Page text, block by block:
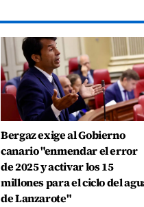
Bergaz exige al Gobierno
canario "enmendar el error
de 2025 y activar los 15
millones para el ciclo del
de Lanzarote"